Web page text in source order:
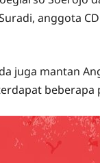
anggota
juga mantan
beberapa